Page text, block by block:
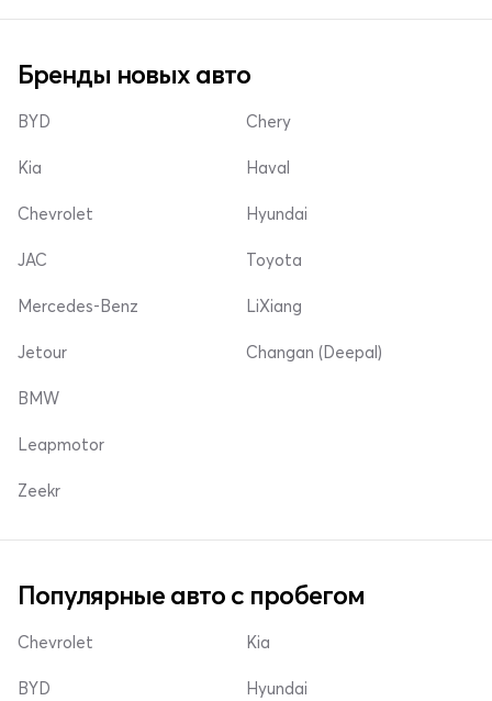
Бренды новых авто
BYD
Kia
Chevrolet
Chery
Haval
Hyundai
JAC
Mercedes-Benz
Jetour
Toyota
LiXiang
Changan (Deepal)
BMW
Leapmotor
Zeekr
Популярные авто с пробегом
Chevrolet
BYD
Kia
Hyundai